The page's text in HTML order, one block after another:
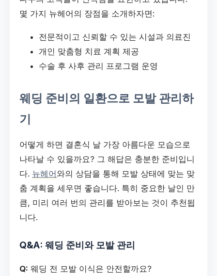
몇 가지 뉴헤어의 장점을 소개하자면:
전문적이고 신뢰할 수 있는 시설과 의료진
개인 맞춤형 치료 계획 제공
수술 후 사후 관리 프로그램 운영
웨딩 준비의 일환으로 모발 관리하
기
어떻게 하면 결혼식 날 가장 아름다운 모습으로
나타날 수 있을까요? 그 해답은 충분한 준비입니
다. 뉴헤어 와의 상담을 통해 모발 상태에 맞는 맞
춤 계획을 세우면 좋습니다. 특히 중요한 날인 만
큼, 미리 여러 번의 관리를 받아보는 것이 추천됩
니다.
Q&A: 웨딩 준비와 모발 관리
Q: 웨딩 전 모발 이식은 안전할까요?